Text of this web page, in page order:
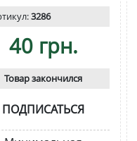
3286
40 грн.
Товар закончился
ПОДПИСАТЬСЯ